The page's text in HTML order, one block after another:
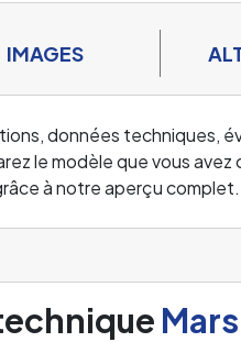
IMAGES
données techniques,
le modèle que vous
à notre aperçu complet.